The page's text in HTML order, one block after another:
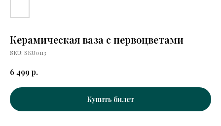
Керамическая ваза с первоцветами
SKU: SKU0113
6 499р.
Купить билет